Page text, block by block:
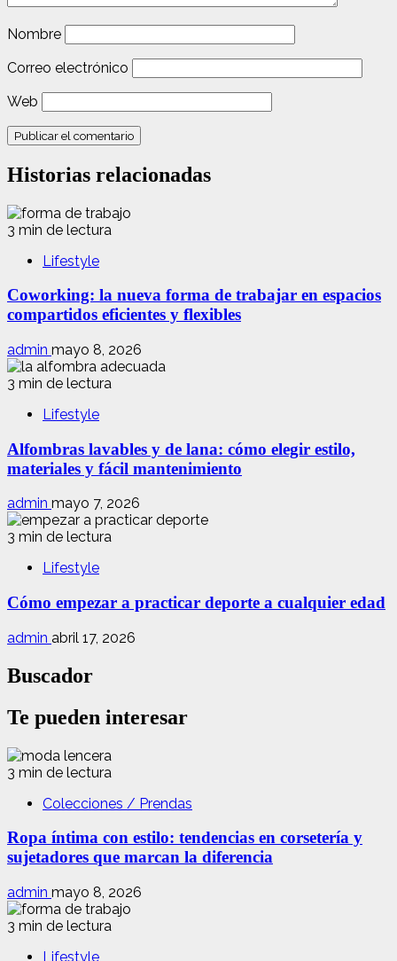
Nombre
Correo electrónico
Web
Historias relacionadas
3 min de lectura
Lifestyle
Coworking: la nueva forma de trabajar en espacios
compartidos eficientes y flexibles
admin mayo 8, 2026
3 min de lectura
Lifestyle
Alfombras lavables y de lana: cómo elegir estilo,
materiales y fácil mantenimiento
admin mayo 7, 2026
3 min de lectura
Lifestyle
Cómo empezar a practicar deporte a cualquier edad
admin abril 17, 2026
Buscador
Te pueden interesar
3 min de lectura
Colecciones / Prendas
Ropa íntima con estilo: tendencias en corsetería y
sujetadores que marcan la diferencia
admin mayo 8, 2026
3 min de lectura
Lifestyle